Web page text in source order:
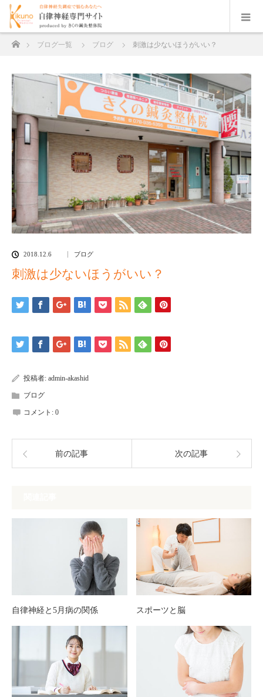
ホームブログ一覧 ブログ 刺激は少ないほうがいい？
2018.12.6 ブログ
刺激は少ないほうがいい？
投稿者: admin-akashid
ブログ
コメント: 0
前の記事 次の記事
自律神経と5月病の関係 スポーツと脳